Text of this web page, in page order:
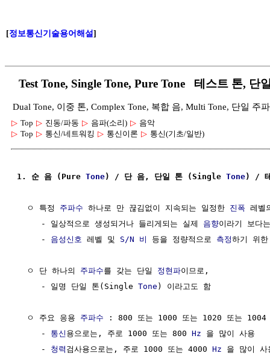
[정보통신기술용어해설]
Test Tone, Single Tone, Pure Tone 테스트 톤, 단
Dual Tone, 이중 톤, Complex Tone, 복합 음, Multi Tone, 단일 주
▷ Top ▷ 진동/파동 ▷ 음파(소리) ▷ 음악
▷ Top ▷ 통신/네트워킹 ▷ 통신이론 ▷ 통신(기초/일반)
1. 순 음 (Pure Tone) / 단 음, 단일 톤 (Single Tone) /
  ㅇ 특정
주파수 하나로 만 끊김없이 지속되는 일정한 진폭 레
     - 일상적으로 생성되거나 들리게되는 실제
음향이라기 보다
     -
음성신호 레벨 및 S/N 비 등을 정량적으로 측정하기 위
  ㅇ 단 하나의
주파수를 갖는 단일 정현파이므로,
     - 일명 단일 톤(Single
Tone ) 이라고도 함
  ㅇ 주요 응용
주파수 : 800 또는 1000 또는 1020 또는
     -
통신 용으로는, 주로 1000 또는 800 Hz 을 많이 사용
     -
청력 검사용으로는, 주로 1000 또는 4000 Hz 을 많이 사